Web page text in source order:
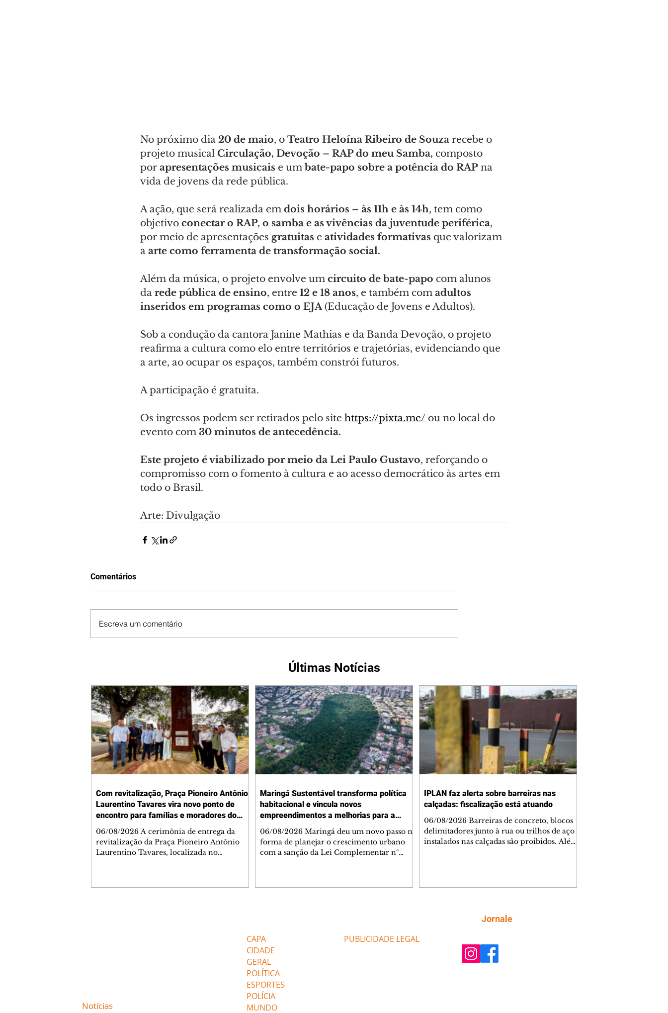
No próximo dia 20 de maio, o Teatro Heloína Ribeiro de Souza recebe o
projeto musical Circulação, Devoção – RAP do meu Samba, composto
por apresentações musicais e um bate-papo sobre a potência do RAP na
vida de jovens da rede pública.
A ação, que será realizada em dois horários – às 11h e às 14h, tem como
objetivo conectar o RAP, o samba e as vivências da juventude periférica,
por meio de apresentações gratuitas e atividades formativas que valorizam
a arte como ferramenta de transformação social.
Além da música, o projeto envolve um circuito de bate-papo com alunos
da rede pública de ensino, entre 12 e 18 anos, e também com adultos
inseridos em programas como o EJA (Educação de Jovens e Adultos).
Sob a condução da cantora Janine Mathias e da Banda Devoção, o projeto
reafirma a cultura como elo entre territórios e trajetórias, evidenciando que
a arte, ao ocupar os espaços, também constrói futuros.
A participação é gratuita.
Os ingressos podem ser retirados pelo site https://pixta.me/ ou no local do
evento com 30 minutos de antecedência.
Este projeto é viabilizado por meio da Lei Paulo Gustavo, reforçando o
compromisso com o fomento à cultura e ao acesso democrático às artes em
todo o Brasil.
Arte: Divulgação
Comentários
Escreva um comentário
Últimas Notícias
Com revitalização, Praça Pioneiro Antônio
Laurentino Tavares vira novo ponto de
encontro para famílias e moradores do
Jardim Liberdade
06/08/2026 A cerimônia de entrega da
revitalização da Praça Pioneiro Antônio
Laurentino Tavares, localizada no
Maringá Sustentável transforma política
habitacional e vincula novos
empreendimentos a melhorias para a
cidade
06/08/2026 Maringá deu um novo passo na
forma de planejar o crescimento urbano
com a sanção da Lei Complementar nº
avanço da lei é mudar a lógica de concessão
de benefícios urbanísticos frente
IPLAN faz alerta sobre barreiras nas
calçadas: fiscalização está atuando
06/08/2026 Barreiras de concreto, blocos
delimitadores junto à rua ou trilhos de aço
instalados nas calçadas são proibidos. Além
(IPLAN), que está intensificando a
fiscalização sobre as calçadas, o que inclui
Notícias
CAPA
CIDADE
GERAL
POLÍTICA
ESPORTES
POLÍCIA
MUNDO
PUBLICIDADE LEGAL
Jornale